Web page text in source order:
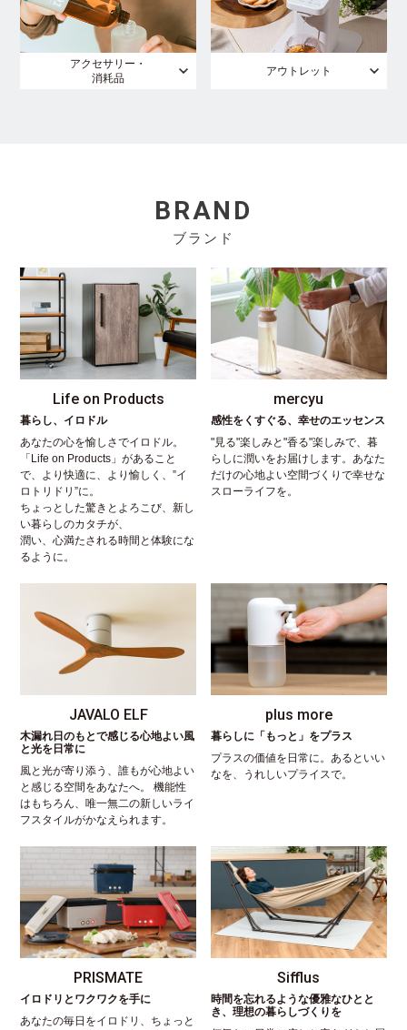
アクセサリー・
消耗品
アウトレット
BRAND
ブランド
Life on Products
暮らし、イロドル
あなたの心を愉しさでイロドル。
「Life on Products」があること
で、より快適に、より愉しく、”イ
ロトリドリ”に。
ちょっとした驚きとよろこび、新し
い暮らしのカタチが、
潤い、心満たされる時間と体験にな
るように。
mercyu
感性をくすぐる、幸せのエッセンス
"見る"楽しみと"香る"楽しみで、暮
らしに潤いをお届けします。あなた
だけの心地よい空間づくりで幸せな
スローライフを。
JAVALO ELF
木漏れ日のもとで感じる心地よい風
と光を日常に
風と光が寄り添う、誰もが心地よい
と感じる空間をあなたへ。 機能性
はもちろん、唯一無二の新しいライ
フスタイルがかなえられます。
plus more
暮らしに「もっと」をプラス
プラスの価値を日常に。あるといい
なを、うれしいプライスで。
PRISMATE
イロドリとワクワクを手に
あなたの毎日をイロドリ、ちょっと
Sifflus
時間を忘れるような優雅なひとと
き、理想の暮らしづくりを